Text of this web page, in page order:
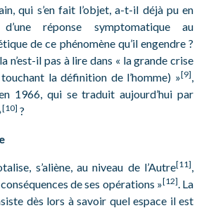
qui s’en fait l’objet, a-t-il déjà pu en
réponse symptomatique au
de ce phénomène qu’il engendre ?
n’est-il pas à lire dans « la grande crise
la définition de l’homme) »[9],
1966, qui se traduit aujourd’hui par
[10] ?
s’aliène, au niveau de l’Autre[11],
de ses opérations »[12]. La
dès lors à savoir quel espace il est